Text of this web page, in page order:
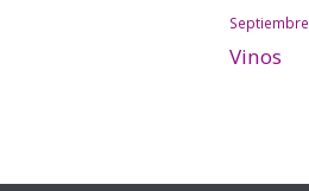
Septiembre
Vinos